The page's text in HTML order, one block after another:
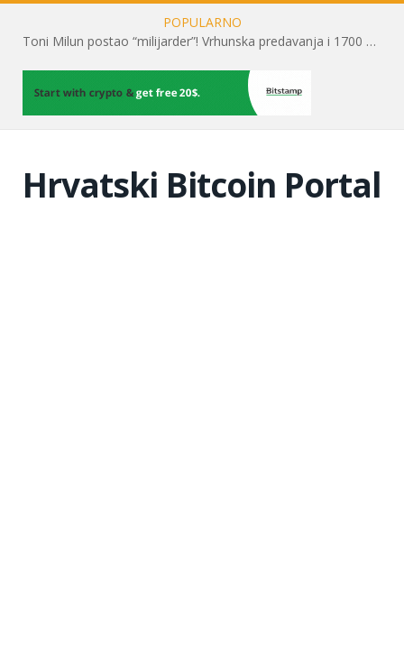
POPULARNO
Toni Milun postao “milijarder”! Vrhunska predavanja i 1700 posjetitelja obilježili su mjesec financijske pismenosti
Hrvatski Bitcoin Portal